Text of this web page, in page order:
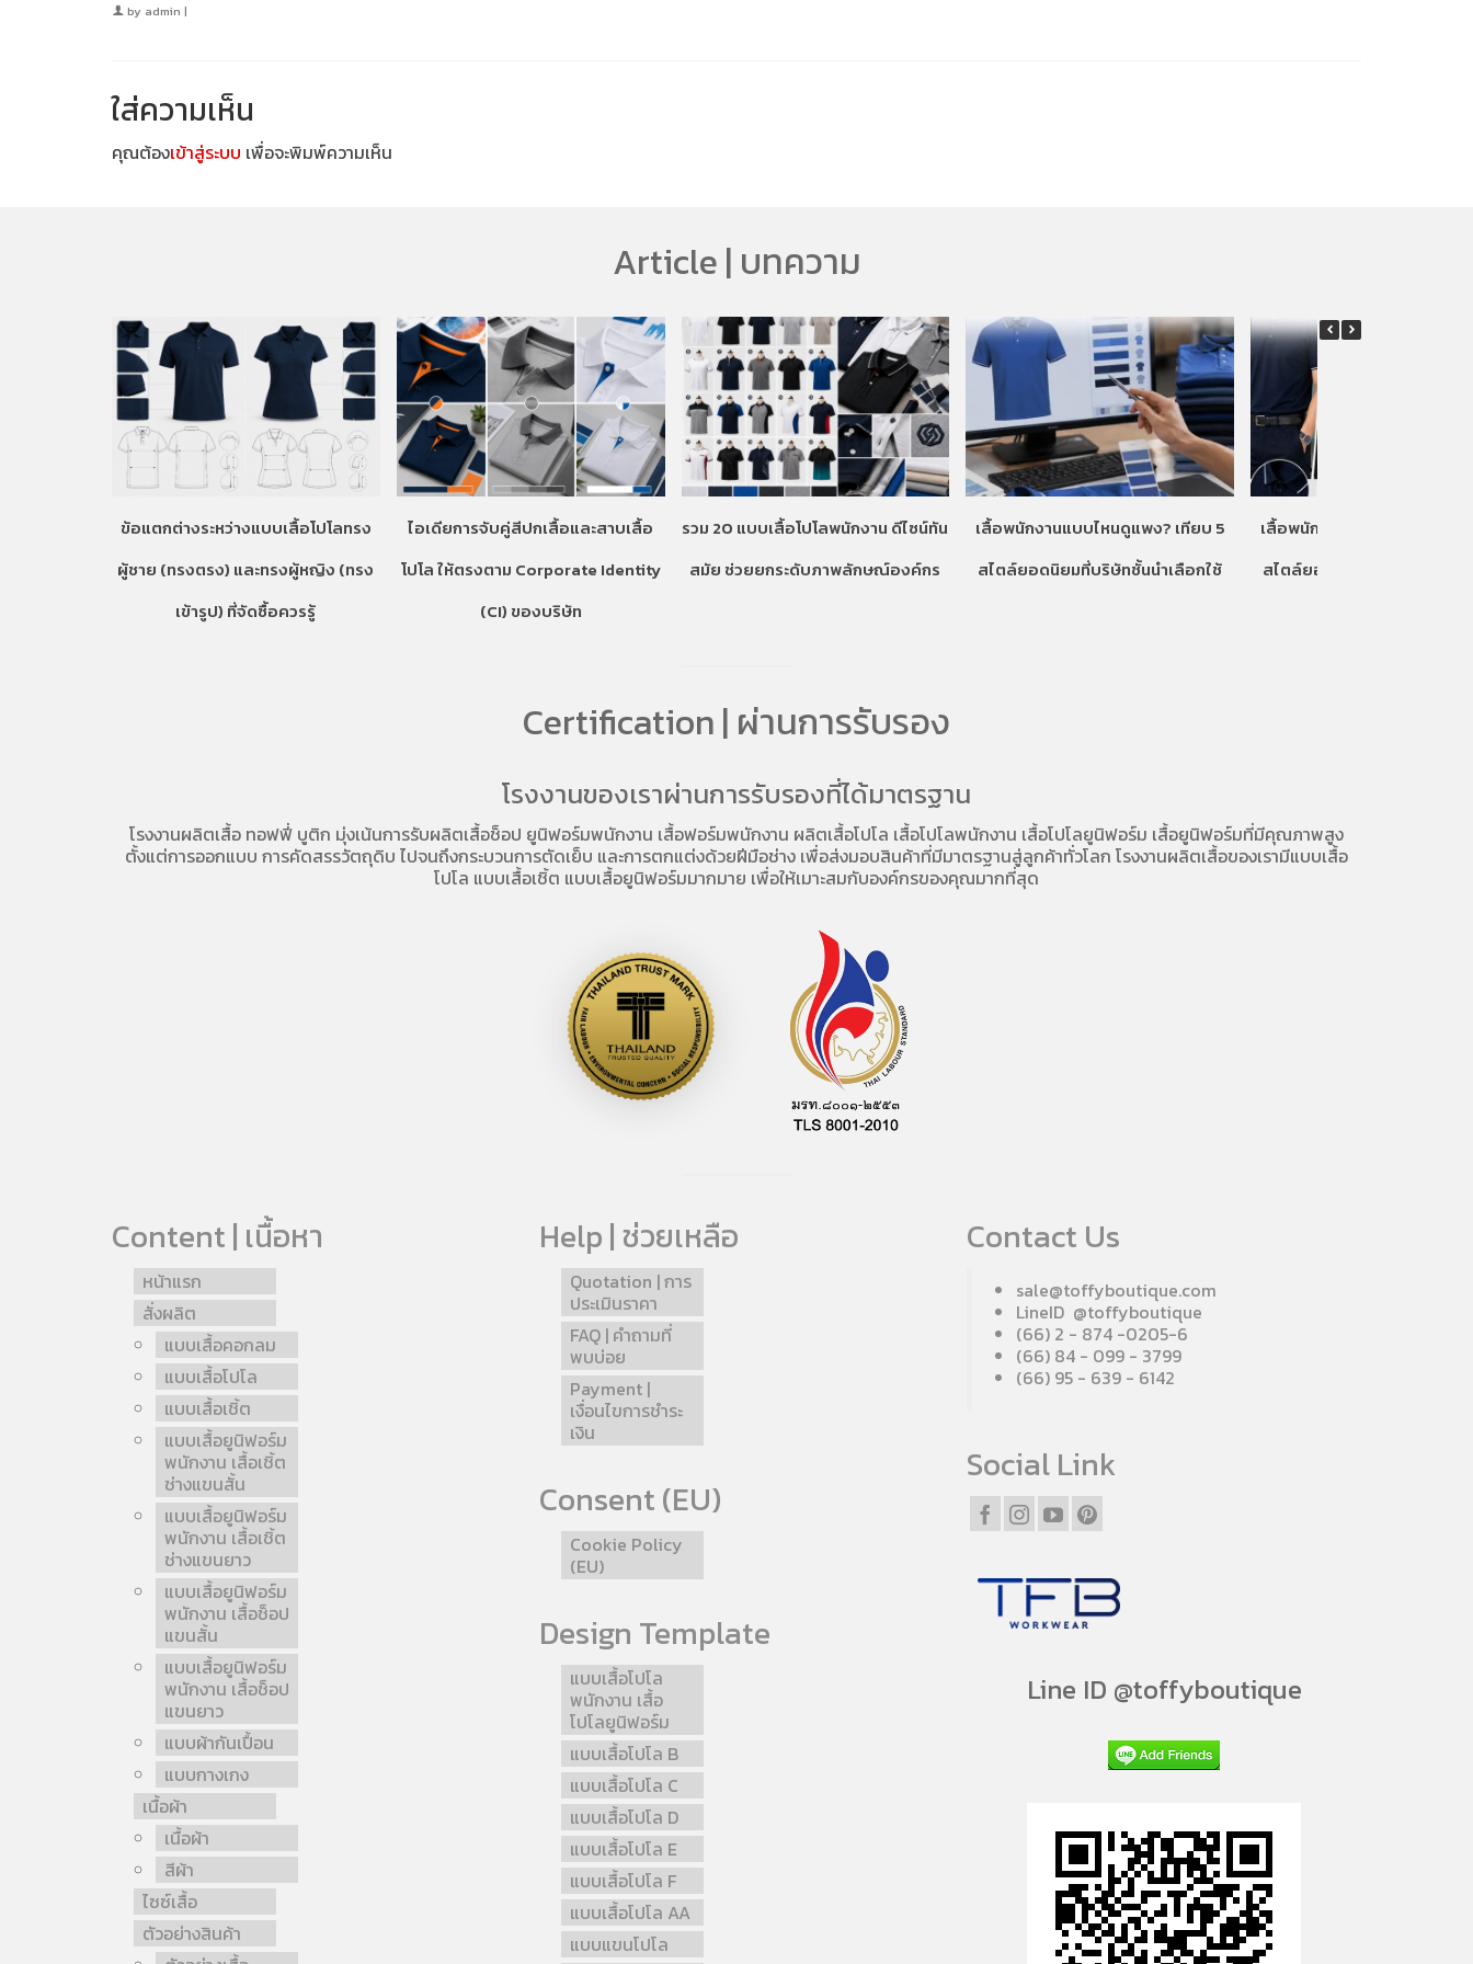
by admin |
ใส่ความเห็น
คุณต้องเข้าสู่ระบบ เพื่อจะพิมพ์ความเห็น
Article | บทความ
ข้อแตกต่างระหว่างแบบเสื้อโปโลทรง
ผู้ชาย (ทรงตรง) และทรงผู้หญิง (ทรง
เข้ารูป) ที่จัดซื้อควรรู้
ไอเดียการจับคู่สีปกเสื้อและสาบเสื้อ
โปโล ให้ตรงตาม Corporate Identity
(CI) ของบริษัท
รวม 20 แบบเสื้อโปโลพนักงาน ดีไซน์ทัน
สมัย ช่วยยกระดับภาพลักษณ์องค์กร
เสื้อพนักงานแบบไหนดูแพง? เทียบ 5
สไตล์ยอดนิยมที่บริษัทชั้นนำเลือกใช้
เสื้อพนักงานแบบไหนดูแพง? เ
สไตล์ยอดนิยมที่บริษัทชั้นนำเ
Certification | ผ่านการรับรอง
โรงงานของเราผ่านการรับรองที่ได้มาตรฐาน
โรงงานผลิตเสื้อ ทอฟฟี่ บูติก มุ่งเน้นการรับผลิตเสื้อช็อป ยูนิฟอร์มพนักงาน เสื้อฟอร์มพนักงาน ผลิตเสื้อโปโล เสื้อโปโลพนักงาน เสื้อโปโลยูนิฟอร์ม เสื้อยูนิฟอร์มที่มีคุณภาพสูง
ตั้งแต่การออกแบบ การคัดสรรวัตถุดิบ ไปจนถึงกระบวนการตัดเย็บ และการตกแต่งด้วยฝีมือช่าง เพื่อส่งมอบสินค้าที่มีมาตรฐานสู่ลูกค้าทั่วโลก โรงงานผลิตเสื้อของเรามีแบบเสื้อ
โปโล แบบเสื้อเชิ้ต แบบเสื้อยูนิฟอร์มมากมาย เพื่อให้เมาะสมกับองค์กรของคุณมากที่สุด
Content | เนื้อหา
หน้าแรก
สั่งผลิต
แบบเสื้อคอกลม
แบบเสื้อโปโล
แบบเสื้อเชิ้ต
แบบเสื้อยูนิฟอร์ม
พนักงาน เสื้อเชิ้ต
ช่างแขนสั้น
แบบเสื้อยูนิฟอร์ม
พนักงาน เสื้อเชิ้ต
ช่างแขนยาว
แบบเสื้อยูนิฟอร์ม
พนักงาน เสื้อช็อป
แขนสั้น
แบบเสื้อยูนิฟอร์ม
พนักงาน เสื้อช็อป
แขนยาว
แบบผ้ากันเปื้อน
แบบกางเกง
เนื้อผ้า
เนื้อผ้า
สีผ้า
ไซซ์เสื้อ
ตัวอย่างสินค้า
Help | ช่วยเหลือ
Quotation | การ
ประเมินราคา
FAQ | คำถามที่
พบบ่อย
Payment |
เงื่อนไขการชำระ
เงิน
Consent (EU)
Cookie Policy
(EU)
Design Template
แบบเสื้อโปโล
พนักงาน เสื้อ
โปโลยูนิฟอร์ม
แบบเสื้อโปโล B
แบบเสื้อโปโล C
แบบเสื้อโปโล D
แบบเสื้อโปโล E
แบบเสื้อโปโล F
แบบเสื้อโปโล AA
แบบแขนโปโล
Contact Us
sale@toffyboutique.com
LineID @toffyboutique
(66) 2 - 874 -0205-6
(66) 84 - 099 - 3799
(66) 95 - 639 - 6142
Social Link
Line ID @toffyboutique